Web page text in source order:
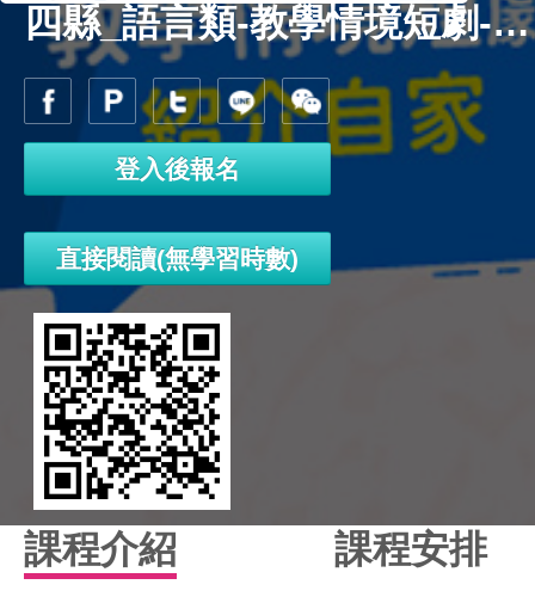
四縣_語言類-教學情境短劇-紹介自家
登入後報名
直接閱讀(無學習時數)
課程介紹 課程安排